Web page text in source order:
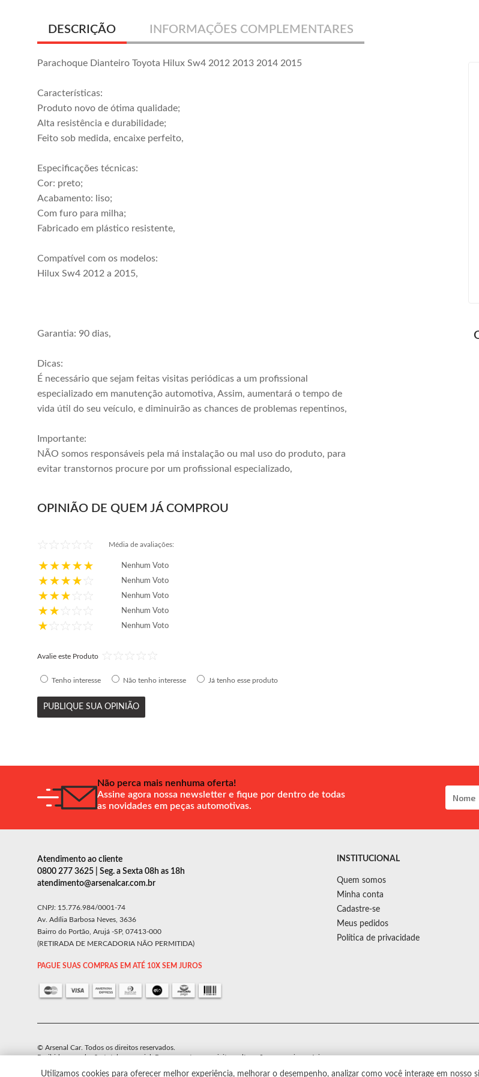
DESCRIÇÃO INFORMAÇÕES COMPLEMENTARES
Parachoque Dianteiro Toyota Hilux Sw4 2012 2013 2014 2015
Características:
Produto novo de ótima qualidade;
Alta resistência e durabilidade;
Feito sob medida, encaixe perfeito,
Especificações técnicas:
Cor: preto;
Acabamento: liso;
Com furo para milha;
Fabricado em plástico resistente,
Compatível com os modelos:
Hilux Sw4 2012 a 2015,
Garantia: 90 dias,
Dicas:
É necessário que sejam feitas visitas periódicas a um profissional
especializado em manutenção automotiva, Assim, aumentará o tempo de
vida útil do seu veículo, e diminuirão as chances de problemas repentinos,
Importante:
NÃO somos responsáveis pela má instalação ou mal uso do produto, para
evitar transtornos procure por um profissional especializado,
OPINIÃO DE QUEM JÁ COMPROU
Média de avaliações:
Nenhum Voto
Nenhum Voto
Nenhum Voto
Nenhum Voto
Nenhum Voto
Avalie este Produto
Tenho interesse Não tenho interesse Já tenho esse produto
PUBLIQUE SUA OPINIÃO
Não perca mais nenhuma oferta!
Assine agora nossa newsletter e fique por dentro de todas
as novidades em peças automotivas.
Utilizamos cookies para oferecer melhor experiência, melhorar o desempenho, analizar como você interage em nosso
Atendimento ao cliente
0800 277 3625 | Seg. a Sexta 08h as 18h
atendimento@arsenalcar.com.br
CNPJ: 15.776.984/0001-74
Av. Adília Barbosa Neves, 3636
Bairro do Portão, Arujá -SP, 07413-000
(RETIRADA DE MERCADORIA NÃO PERMITIDA)
PAGUE SUAS COMPRAS EM ATÉ 10X SEM JUROS
INSTITUCIONAL
Quem somos
Minha conta
Cadastre-se
Meus pedidos
Política de privacidade
© Arsenal Car. Todos os direitos reservados.
Proibida reprodução total ou parcial. Preços e estoque sujeito a alterações sem aviso prévio.